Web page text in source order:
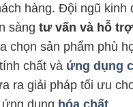
hàng. Đội ngũ kinh
sàng tư vấn và hỗ trợ
chọn sản phẩm phù
chất và ứng dụng
ra giải pháp tối ưu
dụng hóa chất.